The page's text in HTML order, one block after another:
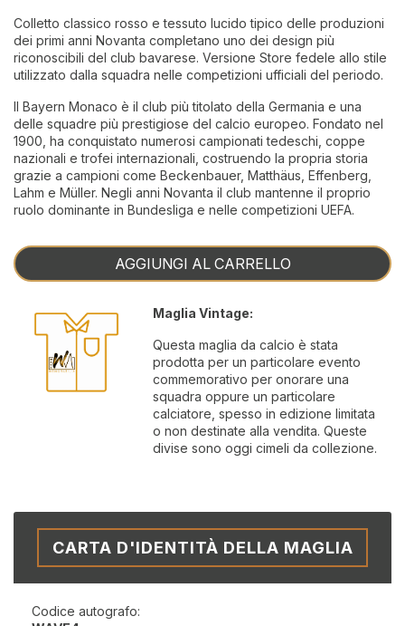
Colletto classico rosso e tessuto lucido tipico delle produzioni
dei primi anni Novanta completano uno dei design più
riconoscibili del club bavarese. Versione Store fedele allo stile
utilizzato dalla squadra nelle competizioni ufficiali del periodo.
Il Bayern Monaco è il club più titolato della Germania e una
delle squadre più prestigiose del calcio europeo. Fondato nel
1900, ha conquistato numerosi campionati tedeschi, coppe
nazionali e trofei internazionali, costruendo la propria storia
grazie a campioni come Beckenbauer, Matthäus, Effenberg,
Lahm e Müller. Negli anni Novanta il club mantenne il proprio
ruolo dominante in Bundesliga e nelle competizioni UEFA.
AGGIUNGI AL CARRELLO
Maglia Vintage:
Questa maglia da calcio è stata
prodotta per un particolare evento
commemorativo per onorare una
squadra oppure un particolare
calciatore, spesso in edizione limitata
o non destinate alla vendita. Queste
divise sono oggi cimeli da collezione.
CARTA D'IDENTITÀ DELLA MAGLIA
Codice autografo: